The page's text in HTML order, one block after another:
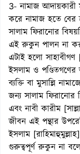
3- নামাজ আদায়কারী
করে নামাজ হতে বের
সালাম ফিরানোর
এই রুকুন পালন না
এটাই হলো
ইসলাম ও
ব্যক্তি বা মুসাল্লি
জন্য সালাম ফিরানোর
এবং নাবী কারীম
জীবন এই পন্থার
ইসলাম
গুরুত্বপূর্ণ রুকুন না